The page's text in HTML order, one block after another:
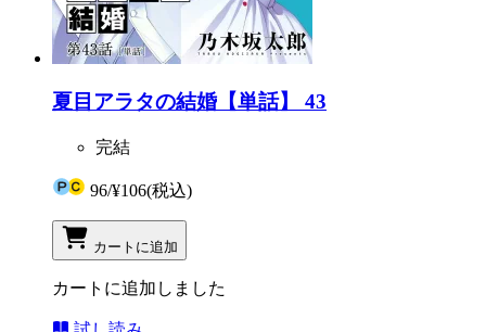
夏目アラタの結婚【単話】 43
完結
96/¥106(税込)
カートに追加
カートに追加しました